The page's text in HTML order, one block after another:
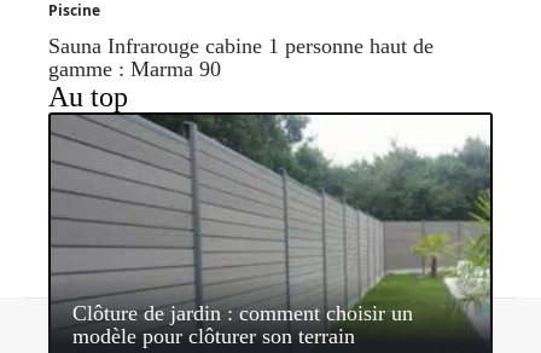
Piscine
Sauna Infrarouge cabine 1 personne haut de
gamme : Marma 90
Au top
Clôture de jardin : comment choisir un
modèle pour clôturer son terrain
Contact Mentions légales Sitemap